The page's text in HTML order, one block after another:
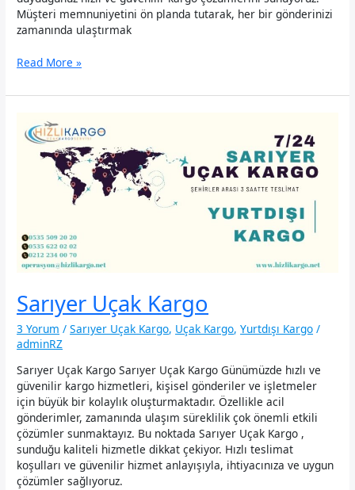
Müşteri memnuniyetini ön planda tutarak, her bir gönderinizi
zamanında ulaştırmak
Bakırköy
Kargo
Read More »
Sarıyer Uçak Kargo
3 Yorum /Sarıyer Uçak Kargo, Uçak Kargo,Yurtdışı Kargo /
adminRZ
Sarıyer Uçak Kargo Sarıyer Uçak Kargo Günümüzde hızlı ve
güvenilir kargo hizmetleri, kişisel gönderiler ve işletmeler
için büyük bir kolaylık oluşturmaktadır. Özellikle acil
gönderimler, zamanında ulaşım süreklilik çok önemli etkili
çözümler sunmaktayız. Bu noktada Sarıyer Uçak Kargo ,
sunduğu kaliteli hizmetle dikkat çekiyor. Hızlı teslimat
koşulları ve güvenilir hizmet anlayışıyla, ihtiyacınıza ve uygun
çözümler sağlıyoruz.